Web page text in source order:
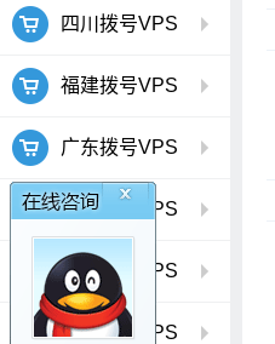
四川拨号VPS
福建拨号VPS
广东拨号VPS
湖北拨号VPS
河北拨号VPS
辽宁拨号VPS